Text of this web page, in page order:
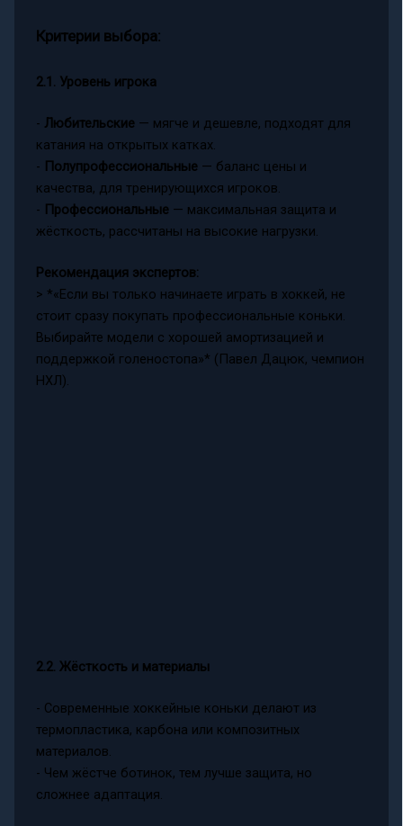
Критерии выбора:
2.1. Уровень игрока
- Любительские— мягче и дешевле, подходят для
катания на открытых катках.
- Полупрофессиональные— баланс цены и
качества, для тренирующихся игроков.
- Профессиональные— максимальная защита и
жёсткость, рассчитаны на высокие нагрузки.
Рекомендация экспертов:
> *«Если вы только начинаете играть в хоккей, не
стоит сразу покупать профессиональные коньки.
Выбирайте модели с хорошей амортизацией и
поддержкой голеностопа»* (Павел Дацюк, чемпион
НХЛ).
2.2. Жёсткость и материалы
- Современные хоккейные коньки делают из
термопластика, карбона или композитных
материалов.
- Чем жёстче ботинок, тем лучше защита, но
сложнее адаптация.